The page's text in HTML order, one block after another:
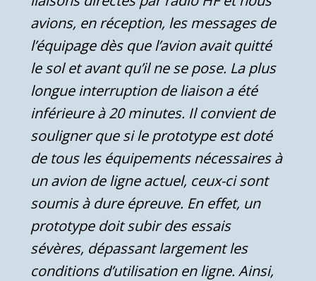
avions, en réception, les messages de
l’équipage dès que l’avion avait quitté
le sol et avant qu’il ne se pose. La plus
longue interruption de liaison a été
inférieure à 20 minutes. Il convient de
souligner que si le prototype est doté
de tous les équipements nécessaires à
un avion de ligne actuel, ceux-ci sont
soumis à dure épreuve. En effet, un
prototype doit subir des essais
sévères, dépassant largement les
conditions d’utilisation en ligne. Ainsi,